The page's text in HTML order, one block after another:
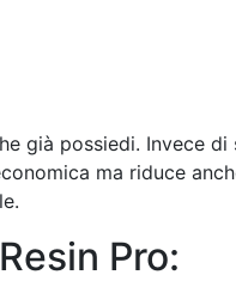
già possiedi. Invece
ma riduce
Pro: